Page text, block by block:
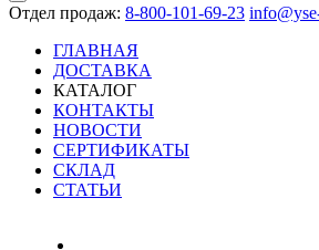
Отдел продаж: 8-800-101-69-23
ГЛАВНАЯ
ДОСТАВКА
КАТАЛОГ
КОНТАКТЫ
НОВОСТИ
СЕРТИФИКАТЫ
СКЛАД
СТАТЬИ